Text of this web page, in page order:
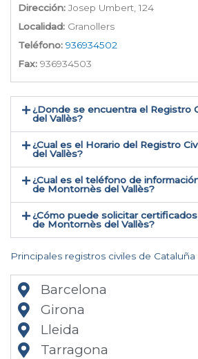
Dirección: Josep Umbert, 124
Localidad: Granollers
Teléfono: 936934502
Fax: 936934503
¿Donde se encuentra el Registro
del Vallès​?
¿Cual es el Horario del Registro
del Vallès?
¿Cual es el teléfono de
de Montornès del Vallès​?
¿Cómo puede solicitar
de Montornès del Vallès​?
Principales registros civiles de Cataluña
Barcelona
Girona
Lleida
Tarragona